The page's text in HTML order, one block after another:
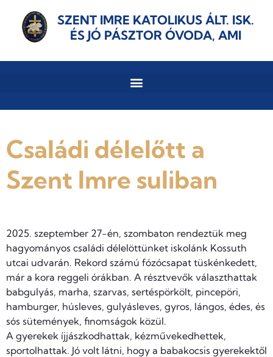
SZENT IMRE KATOLIKUS ÁLT. ISK.
ÉS JÓ PÁSZTOR ÓVODA, AMI
Családi délelőtt a
Szent Imre suliban
2025. szeptember 27-én, szombaton rendeztük meg
hagyományos családi délelöttünket iskolánk Kossuth
utcai udvarán. Rekord számú fózócsapat tüskénkedett,
már a kora reggeli órákban. A résztvevők választhattak
babgulyás, marha, szarvas, sertéspörkölt, pincepöri,
hamburger, húsleves, gulyásleves, gyros, lángos, édes, és
sós sütemények, finomságok közül.
A gyerekek íjjászkodhattak, kézművekedhettek,
sportolhattak. Jó volt látni, hogy a babakocsis gyerekektől